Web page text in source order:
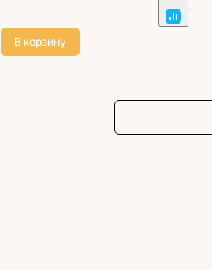
В корзину